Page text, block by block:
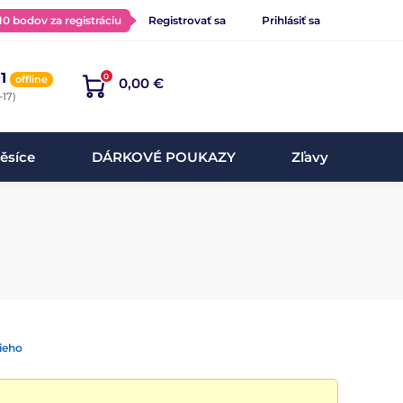
bodov za registráciu Registrovať sa Prihlásiť sa
offline
0 0,00 €
DÁRKOVÉ POUKAZY Zľavy